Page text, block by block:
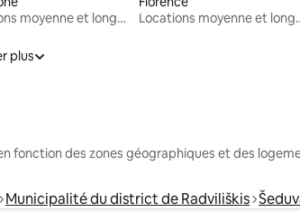
Locations moyenne et longue durée
Locations
plus
fonction des zones géographiques et des
Municipalité du district de Radviliškis